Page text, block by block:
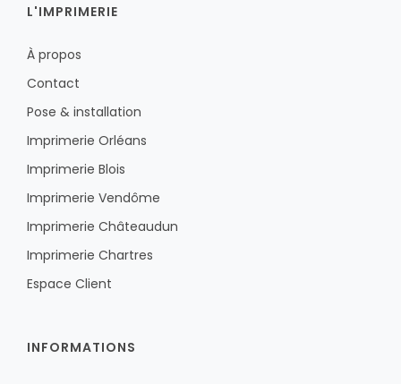
L'IMPRIMERIE
À propos
Contact
Pose & installation
Imprimerie Orléans
Imprimerie Blois
Imprimerie Vendôme
Imprimerie Châteaudun
Imprimerie Chartres
Espace Client
INFORMATIONS